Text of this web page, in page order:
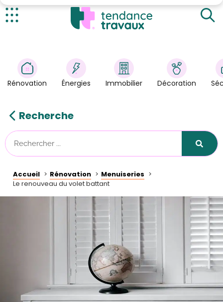
Énergies
Immobilier
Astuces/DIY
Tendance Travaux
Kit partenaire
Rénovation Énergies Immobilier Décoration
Recherche
Accueil Rénovation
Menuiseries
Le renouveau du volet battant
Les avantages du volet battant
Les différentes variantes